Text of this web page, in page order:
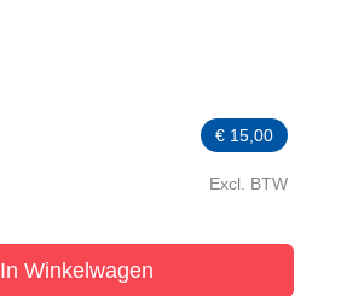
€ 15,00
Excl. BTW
In Winkelwagen